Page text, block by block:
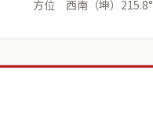
方位 西南（坤）215.8°